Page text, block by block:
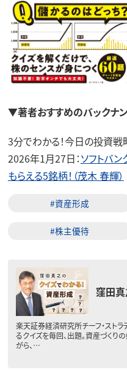
▼著者おすすめのバックナ
3分でわかる！今日の投資戦
2026年1月27日：ソフトバ
もらえる5銘柄！（茂木 春輝）
#資産形成
#株主優待
窪田真
楽天証券経済研究所チーフ・スト
るクイズを毎回、出題。資産づく
がら、…